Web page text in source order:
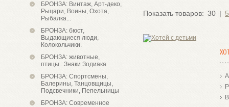
БРОНЗА: Винтаж, Арт-деко,
Рыцари, Воины, Охота,
Рыбалка...
БРОНЗА: бюст,
Выдающиеся люди,
Колокольчики.
БРОНЗА: животные,
птицы...Знаки Зодиака
БРОНЗА: Спортсмены,
Балерины, Танцовщицы,
Подсвечники, Пепельницы
БРОНЗА: Современное
Показать товаров: 30 |